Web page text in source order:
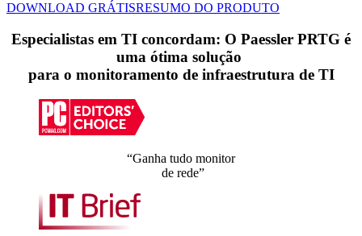
DOWNLOAD GRÁTISRESUMO DO PRODUTO
Especialistas em TI concordam: O Paessler PRTG é
uma ótima solução
para o monitoramento de infraestrutura de TI
“Ganha tudo monitor
de rede”